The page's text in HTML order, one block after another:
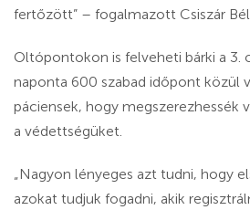
fertőzött” – fogalmazott Csiszár
Oltópontokon is felveheti bárki a 3.
naponta 600 szabad időpont közül
páciensek, hogy megszerezhessék
a védettségüket.
„Nagyon lényeges azt tudni, hogy
azokat tudjuk fogadni, akik